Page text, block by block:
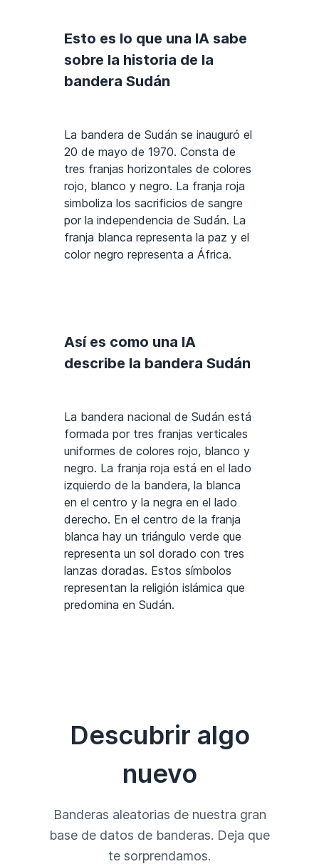
Esto es lo que una IA sabe
sobre la historia de la
bandera Sudán
La bandera de Sudán se inauguró el
20 de mayo de 1970. Consta de
tres franjas horizontales de colores
rojo, blanco y negro. La franja roja
simboliza los sacrificios de sangre
por la independencia de Sudán. La
franja blanca representa la paz y el
color negro representa a África.
Así es como una IA
describe la bandera Sudán
La bandera nacional de Sudán está
formada por tres franjas verticales
uniformes de colores rojo, blanco y
negro. La franja roja está en el lado
izquierdo de la bandera, la blanca
en el centro y la negra en el lado
derecho. En el centro de la franja
blanca hay un triángulo verde que
representa un sol dorado con tres
lanzas doradas. Estos símbolos
representan la religión islámica que
predomina en Sudán.
Descubrir algo
nuevo
Banderas aleatorias de nuestra gran
base de datos de banderas. Deja que
te sorprendamos.